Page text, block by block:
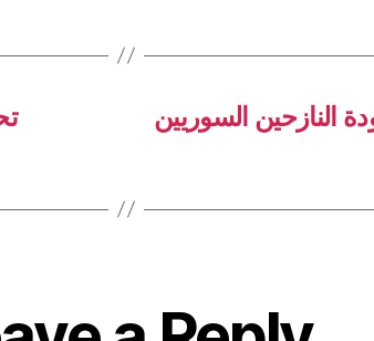
النازحين السوريين